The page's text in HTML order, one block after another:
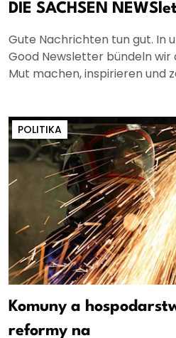
DIE SACHSEN
Gute Nachrichten tun gut. In
Good Newsletter bündeln wir
Mut machen, inspirieren und
POLITIKA
Komuny a
reformy na